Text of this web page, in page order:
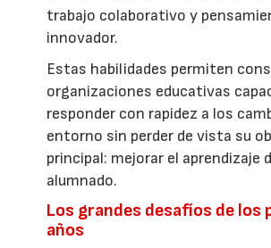
trabajo colaborativo y
innovador.
Estas habilidades permiten
organizaciones educativas
responder con rapidez a los
entorno sin perder de vista su
principal: mejorar el aprendizaje
alumnado.
Los grandes desafíos de los
años